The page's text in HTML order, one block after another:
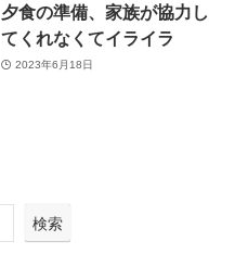
夕食の準備、家族が協力し
てくれなくてイライラ
2023年6月18日
検索